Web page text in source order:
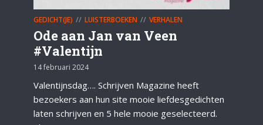
GEDICHT(JE) LUISTERBOEKEN VERHALEN
Ode aan Jan van Veen
#Valentijn
14 februari 2024
Valentijnsdag…. Schrijven Magazine heeft
bezoekers aan hun site mooie liefdesgedichten
laten schrijven en 5 hele mooie geselecteerd.